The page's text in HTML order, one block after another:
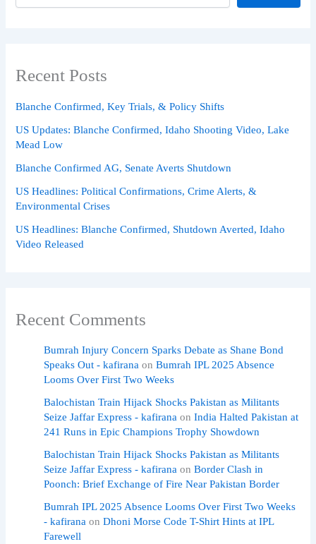
Recent Posts
Blanche Confirmed, Key Trials, & Policy Shifts
US Updates: Blanche Confirmed, Idaho Shooting Video, Lake
Mead Low
Blanche Confirmed AG, Senate Averts Shutdown
US Headlines: Political Confirmations, Crime Alerts, &
Environmental Crises
US Headlines: Blanche Confirmed, Shutdown Averted, Idaho
Video Released
Recent Comments
Bumrah Injury Concern Sparks Debate as Shane Bond
Speaks Out - kafirana onBumrah IPL 2025 Absence
Looms Over First Two Weeks
Balochistan Train Hijack Shocks Pakistan as Militants
Seize Jaffar Express - kafirana onIndia Halted Pakistan at
241 Runs in Epic Champions Trophy Showdown
Balochistan Train Hijack Shocks Pakistan as Militants
Seize Jaffar Express - kafirana onBorder Clash in
Poonch: Brief Exchange of Fire Near Pakistan Border
Bumrah IPL 2025 Absence Looms Over First Two Weeks
- kafirana onDhoni Morse Code T-Shirt Hints at IPL
Farewell